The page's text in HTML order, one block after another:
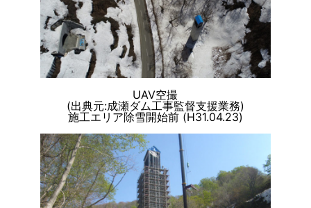
UAV空撮
(出典元:成瀬ダム工事監督支援業務)
施工エリア除雪開始前 (H31.04.23)